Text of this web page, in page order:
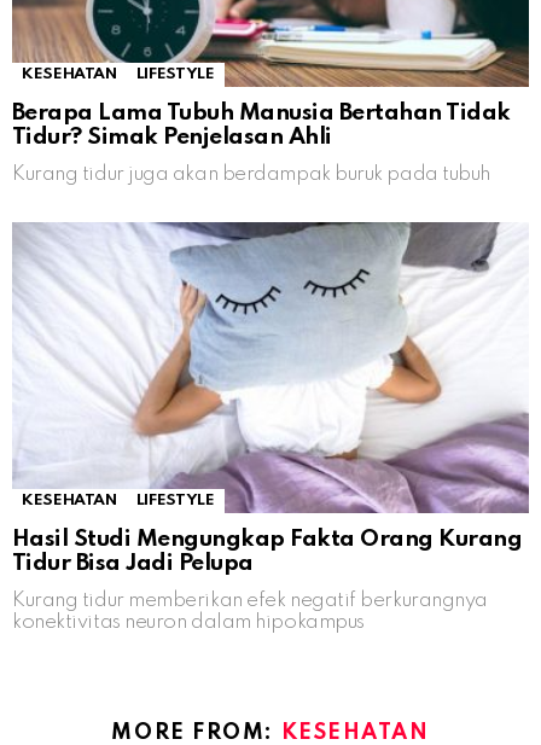
KESEHATAN LIFESTYLE
Berapa Lama Tubuh Manusia Bertahan Tidak
Tidur? Simak Penjelasan Ahli
Kurang tidur juga akan berdampak buruk pada tubuh
KESEHATAN LIFESTYLE
Hasil Studi Mengungkap Fakta Orang Kurang
Tidur Bisa Jadi Pelupa
Kurang tidur memberikan efek negatif berkurangnya
konektivitas neuron dalam hipokampus
MORE FROM: KESEHATAN